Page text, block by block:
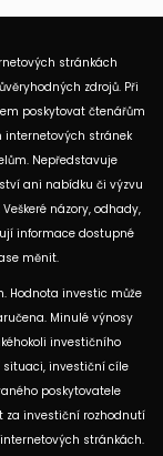
stránkách
zdrojů. Při
poskytovat čtenářům
internetových stránek
Nepředstavuje
ani nabídku či výzvu
názory, odhady,
informace dostupné
měnit.
Hodnota investic může
Minulé výnosy
investičního
investiční cíle
poskytovatele
za investiční rozhodnutí
stránkách.